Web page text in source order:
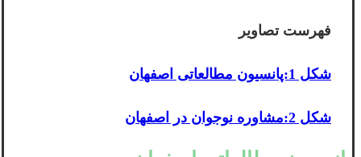
فهرست تصاویر
شکل 1:پانسیون مطالعاتی اصفهان
شکل 2:مشاوره نوجوان در اصفهان